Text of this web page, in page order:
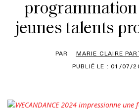
programmation
jeunes talents
PAR
MARIE CLAIRE
PUBLIÉ LE : 01/07/